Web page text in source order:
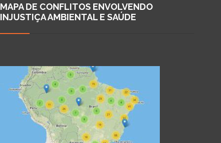
MAPA DE CONFLITOS ENVOLVENDO
INJUSTIÇA AMBIENTAL E SAÚDE